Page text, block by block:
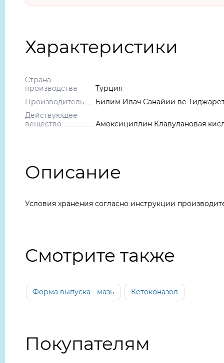
Характеристики
Страна
производства
Турция
Производитель
Билим Илач Санайии ве
Действующее
вещество
Амоксициллин Клавулановая
Описание
Условия хранения согласно инструкции
Смотрите также
Форма выпуска - мазь Кетоконазол
Покупателям